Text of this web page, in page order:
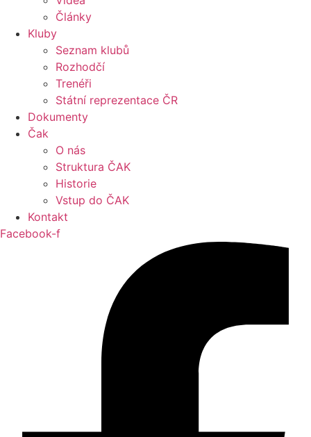
Články
Kluby
Seznam klubů
Rozhodčí
Trenéři
Státní reprezentace ČR
Dokumenty
Čak
O nás
Struktura ČAK
Historie
Vstup do ČAK
Kontakt
Facebook-f